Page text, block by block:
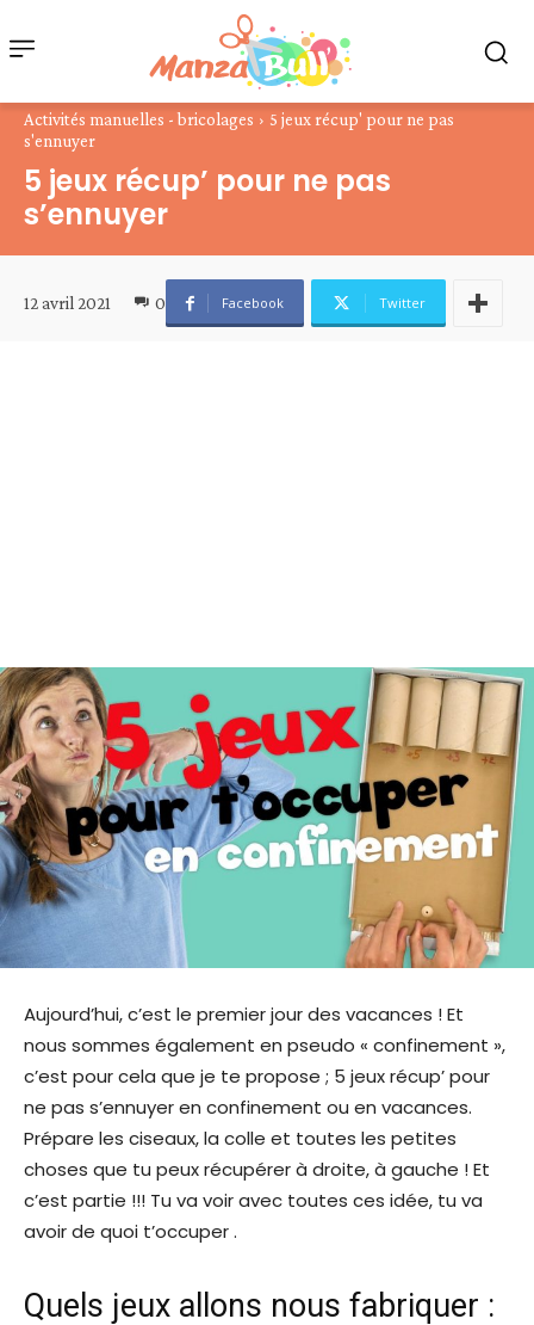
Activités manuelles - bricolages
5 jeux récup' pour ne pas
s'ennuyer
5 jeux récup’ pour ne pas
s’ennuyer
12 avril 2021 0 Facebook Twitter
Aujourd’hui, c’est le premier jour des vacances ! Et
nous sommes également en pseudo « confinement »,
c’est pour cela que je te propose ; 5 jeux récup’ pour
ne pas s’ennuyer en confinement ou en vacances.
Prépare les ciseaux, la colle et toutes les petites
choses que tu peux récupérer à droite, à gauche ! Et
c’est partie !!! Tu va voir avec toutes ces idée, tu va
avoir de quoi t’occuper .
Quels jeux allons nous fabriquer :